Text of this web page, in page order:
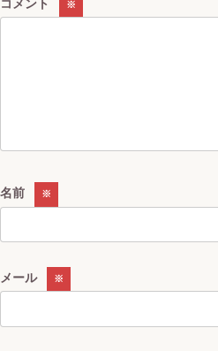
コメント ※
名前 ※
メール ※